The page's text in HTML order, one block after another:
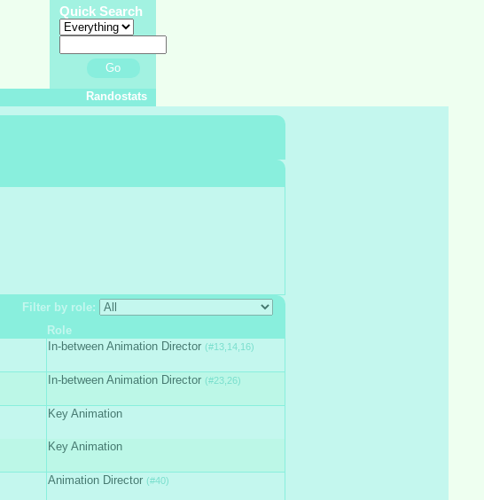
Quick Search
Go
Randostats
Filter by role:
Role
In-between Animation Director (#13,14,16)
In-between Animation Director (#23,26)
Key Animation
Key Animation
Animation Director (#40)